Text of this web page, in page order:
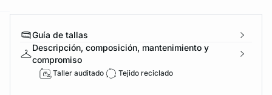
Guía de tallas
Descripción, composición, mantenimiento y
compromiso
Taller auditado Tejido reciclado